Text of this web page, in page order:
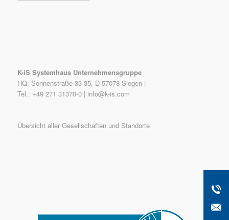
K-iS Systemhaus Unternehmensgruppe
HQ: Sonnenstraße 33-35, D-57078 Siegen |
Tel.: +49 271 31370-0 | info@k-is.com
Übersicht aller Gesellschaften und Standorte